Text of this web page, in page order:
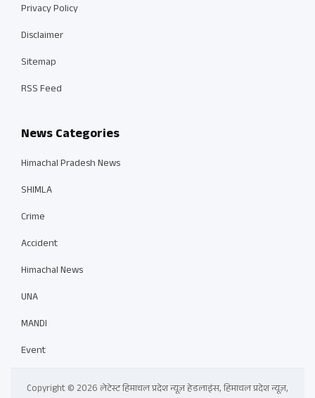
Privacy Policy
Disclaimer
Sitemap
RSS Feed
News Categories
Himachal Pradesh News
SHIMLA
Crime
Accident
Himachal News
UNA
MANDI
Event
Copyright © 2026 लेटेस्ट हिमाचल प्रदेश न्यूज़ हेडलाइंस, हिमाचल प्रदेश न्यूज़,